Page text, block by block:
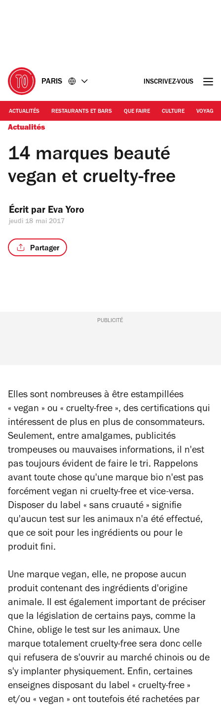
PARIS INSCRIVEZ-VOUS
ACTUALITÉS RESTAURANTS ET BARS QUE FAIRE CULTURE VOYAGE
Actualités
14 marques beauté
vegan et cruelty-free
Écrit par Eva Yoro
jeudi 18 mai 2017
Partager
PUBLICITÉ
Elles sont nombreuses à être estampillées
« vegan » ou « cruelty-free », des certifications qui
intéressent de plus en plus de consommateurs.
Seulement, entre amalgames, publicités
trompeuses ou mauvaises informations, il n'est
pas toujours évident de faire le tri. Rappelons
avant toute chose qu'une marque bio n'est pas
forcément vegan ni cruelty-free et vice-versa.
Disposer du label « sans cruauté » signifie
qu'aucun test sur les animaux n'a été effectué,
que ce soit pour les ingrédients ou pour le
produit fini.
Une marque vegan, elle, ne propose aucun
produit contenant des ingrédients d'origine
animale. Il est également important de préciser
que la législation de certains pays, comme la
Chine, oblige le test sur les animaux. Une
marque totalement cruelty-free sera donc celle
qui refusera de s'ouvrir au marché chinois ou de
s'y implanter physiquement. Enfin, certaines
enseignes disposant du label « cruelty-free »
et/ou « vegan » ont toutefois été rachetées par